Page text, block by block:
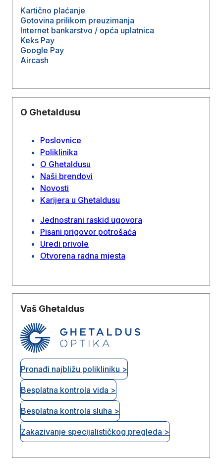
Kartično plaćanje
Gotovina prilikom preuzimanja
Internet bankarstvo / opća uplatnica
Keks Pay
Google Pay
Aircash
O Ghetaldusu
Poslovnice
Poliklinika
O Ghetaldusu
Naši brendovi
Novosti
Karijera u Ghetaldusu
Jednostrani raskid ugovora
Pisani prigovor potrošaća
Uredi privole
Otvorena radna mjesta
Vaš Ghetaldus
Pronađi najbližu polikliniku >
Besplatna kontrola vida >
Besplatna kontrola sluha >
Zakazivanje specijalističkog pregleda >